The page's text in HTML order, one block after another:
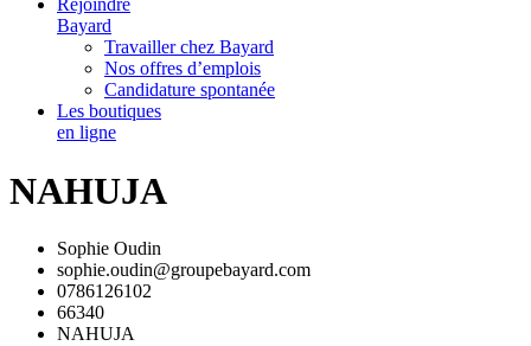
Rejoindre
Bayard
Travailler chez Bayard
Nos offres d’emplois
Candidature spontanée
Les boutiques
en ligne
NAHUJA
Sophie Oudin
sophie.oudin@groupebayard.com
0786126102
66340
NAHUJA